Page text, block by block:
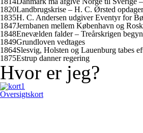
1820Landbrugskrise – H. C. Ørsted
1835H. C. Andersen udgiverEventyr for
1847Jernbanen mellem København og
1848Enevælden falder – Treårskrigen
1849Grundloven vedtages
1864Slesvig, Holsten og Lauenburg tabes
1875Estrup danner regering
Hvor er jeg?
Oversigtskort